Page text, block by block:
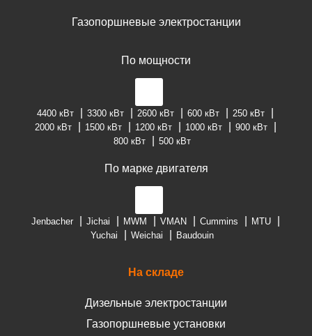
Газопоршневые электростанции
По мощности
4400 кВт 3300 кВт 2600 кВт 600 кВт
250 кВт
2000 кВт
1500 кВт 1200 кВт 1000 кВт
900 кВт
800 кВт
500 кВт
По марке двигателя
Jenbacher Jichai MWM VMAN Cummins
MTU
Yuchai
Weichai Baudouin
На складе
Дизельные электростанции
Газопоршневые установки